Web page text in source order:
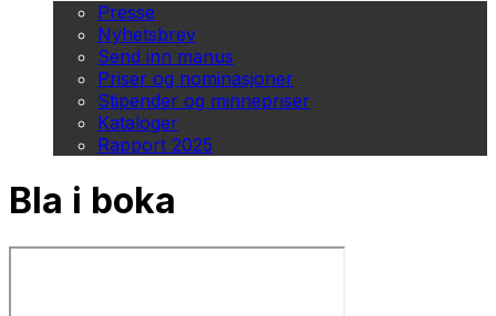
Presse
Nyhetsbrev
Send inn manus
Priser og nominasjoner
Stipender og minnepriser
Kataloger
Rapport 2025
Bla i boka